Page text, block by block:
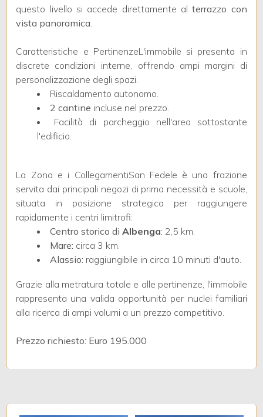
questo livello si accede direttamente alterrazzo con
vista panoramica.
Caratteristiche e PertinenzeL'immobile si presenta in
discrete condizioni interne, offrendo ampi margini di
personalizzazione degli spazi.
Riscaldamento autonomo.
2 cantine incluse nel prezzo.
Facilità di parcheggio nell'area sottostante
l'edificio.
La Zona e i CollegamentiSan Fedele è una frazione
servita dai principali negozi di prima necessità e scuole,
situata in posizione strategica per raggiungere
rapidamente i centri limitrofi:
Centro storico diAlbenga: 2,5 km.
Mare: circa 3 km.
Alassio: raggiungibile in circa 10 minuti d'auto.
Grazie alla metratura totale e alle pertinenze, l'immobile
rappresenta una valida opportunità per nuclei familiari
alla ricerca di ampi volumi a un prezzo competitivo.
Prezzo richiesto: Euro 195.000
Bagni
minimi
Qualsiasi
1
4
5
Camere
minime
Qualsiasi
2